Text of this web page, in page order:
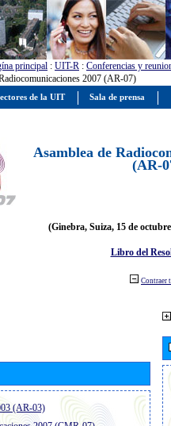
principal : UIT-R : Conferencias y
2007 (AR-07)
Asamblea de
(AR-
(Ginebra, Suiza, 15 de
Libro del
Contraer
(AR-03)
de la UIT Sala de prensa